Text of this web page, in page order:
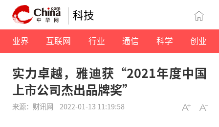
科技
业界 互联网 行业 通信 科学 创业
实力卓越，雅迪获“2021年度中国
上市公司杰出品牌奖”
来源：财讯网 2022-01-13 11:19:58